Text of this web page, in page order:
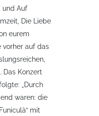
und Auf
Die Liebe
eurem
vorher auf das
Konzert
„Durch
waren: die
mit